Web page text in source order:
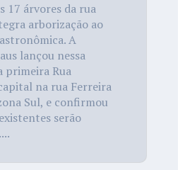
17 árvores da rua
arborização ao
A
lançou nessa
primeira Rua
na rua Ferreira
Sul, e confirmou
serão